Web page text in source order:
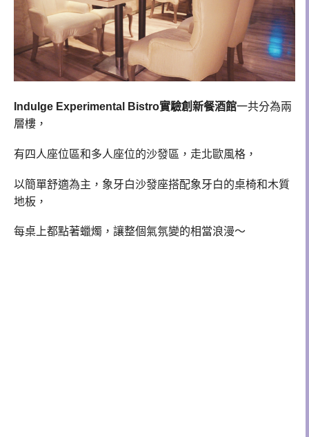
Indulge Experimental Bistro實驗創新餐酒館一共分為兩
層樓，
有四人座位區和多人座位的沙發區，走北歐風格，
以簡單舒適為主，象牙白沙發座搭配象牙白的桌椅和木質
地板，
每桌上都點著蠟燭，讓整個氣氛變的相當浪漫～